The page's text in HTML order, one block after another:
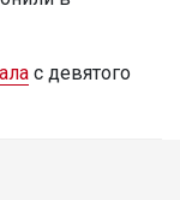
с девятого